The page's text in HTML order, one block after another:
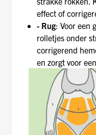
effect of
- Rug: Voor een
rolletjes onder
corrigerend
en zorgt voor